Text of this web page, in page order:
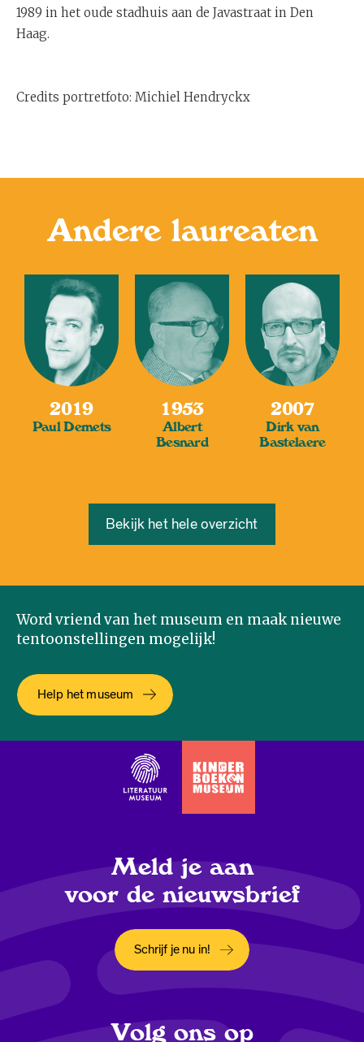
1989 in het oude stadhuis aan de Javastraat in Den
Haag.
Credits portretfoto: Michiel Hendryckx
Andere laureaten
2019
Paul Demets
1953
Albert
Besnard
2007
Dirk van
Bastelaere
Bekijk het hele overzicht
Word vriend van het museum en maak nieuwe
tentoonstellingen mogelijk!
Help het museum
Meld je aan
voor de nieuwsbrief
Opent in een nieuw tabblad
Schrijf je nu in!
Volg ons op